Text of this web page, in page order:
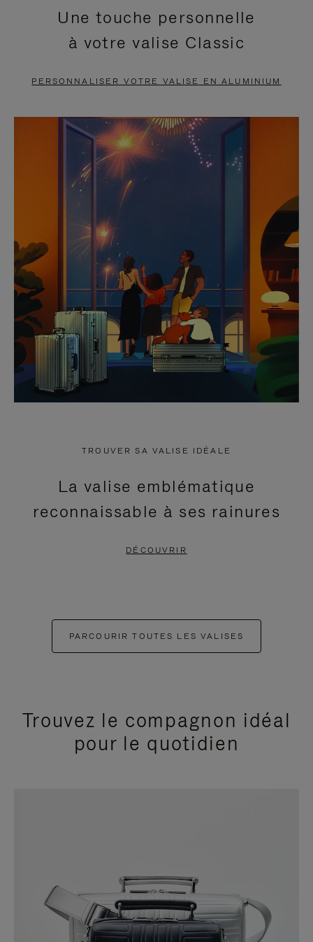
EN
PAUSE,
APPUYEZ
POUR
METTRE
PAUSE
VIDÉO
EST
DÉSACTIVÉ.
CLIQUER
POUR
RÉACTIVER
LE
SON
Une touche personnelle
à votre valise Classic
PERSONNALISER VOTRE VALISE EN ALUMINIUM
TROUVER SA VALISE IDÉALE
La valise emblématique
reconnaissable à ses rainures
DÉCOUVRIR
PARCOURIR TOUTES LES VALISES
Trouvez le compagnon idéal
pour le quotidien